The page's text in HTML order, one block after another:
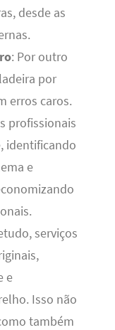
desde as
: Por outro
por
erros caros.
profissionais
identificando
e
serviços
e
Isso não
também